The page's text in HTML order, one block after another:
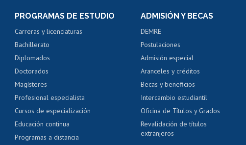
Consulta y certificado de notas
Servicio médico y dental
Pago de arancel y crédito
Pago de arancel y crédito
Certificado de títulos y grados
PROGRAMAS DE ESTUDIO
Carreras y licenciaturas
Bachillerato
Diplomados
Doctorados
Magísteres
Profesional especialista
Cursos de especialización
Educación continua
Programas a distancia
ADMISIÓN Y BECAS
DEMRE
Postulaciones
Admisión especial
Aranceles y créditos
Becas y beneficios
Intercambio estudiantil
Oficina de Títulos y Grados
Revalidación de títulos
extranjeros